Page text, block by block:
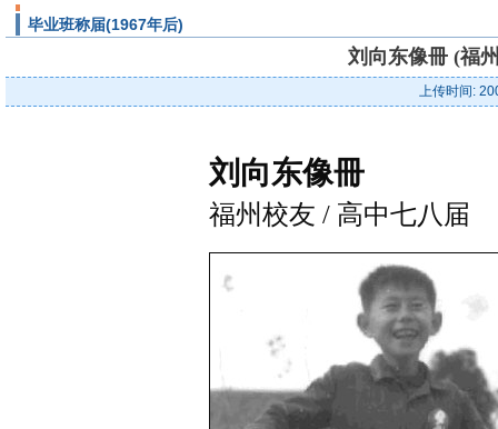
毕业班称届(1967年后)
刘向东像冊 (福
上传时间:
刘向东像冊
福州校友 / 高中七八届